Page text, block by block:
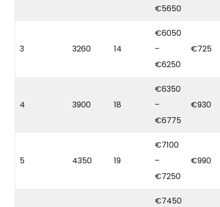
€5650
3 3260 14
€6050
–
€6250
€725
4 3900 18
€6350
–
€6775
€930
5 4350 19
€7100
–
€7250
€990
€7450